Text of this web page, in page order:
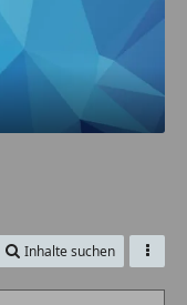
Inhalte suchen